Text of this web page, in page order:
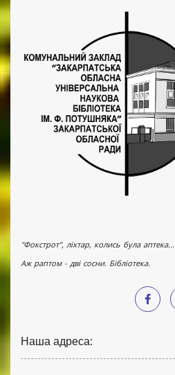
"Фокстрот", ліхтар, колись була аптека...
Аж раптом - дві сосни. Бібліотека.
Наша адреса: